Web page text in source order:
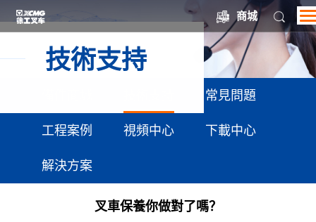
商城
技術支持
常見問題
工程案例 視頻中心 下載中心
解決方案
叉車保養你做對了嗎？